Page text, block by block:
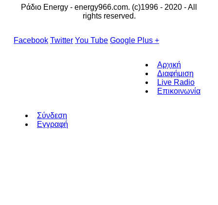
Ράδιο Energy - energy966.com. (c)1996 - 2020 - All
rights reserved.
Facebook Twitter You Tube Google Plus +
Αρχική
Διαφήμιση
Live Radio
Επικοινωνία
Σύνδεση
Εγγραφή